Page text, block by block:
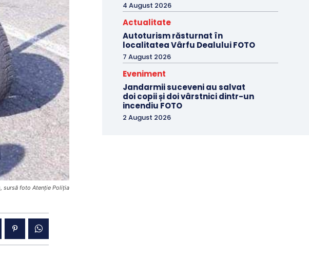
sursă foto Atenție Poliția
4 August 2026
Actualitate
Autoturism răsturnat în
localitatea Vârfu Dealului FOTO
7 August 2026
Eveniment
Jandarmii suceveni au salvat
doi copii și doi vârstnici dintr-un
incendiu FOTO
2 August 2026